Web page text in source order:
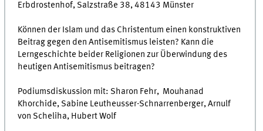
Erbdrostenhof, Salzstraße 38, 48143 Münster
Können der Islam und das Christentum einen konstruktiven
Beitrag gegen den Antisemitismus leisten? Kann die
Lerngeschichte beider Religionen zur Überwindung des
heutigen Antisemitismus beitragen?
Podiumsdiskussion mit: Sharon Fehr, Mouhanad
Khorchide, Sabine Leutheusser-Schnarrenberger, Arnulf
von Scheliha, Hubert Wolf